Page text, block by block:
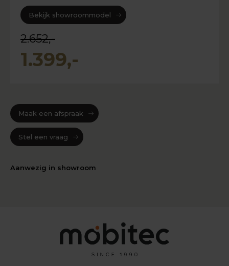
Bekijk showroommodel
2.652,-
1.399,-
Maak een afspraak
Stel een vraag
Aanwezig in showroom